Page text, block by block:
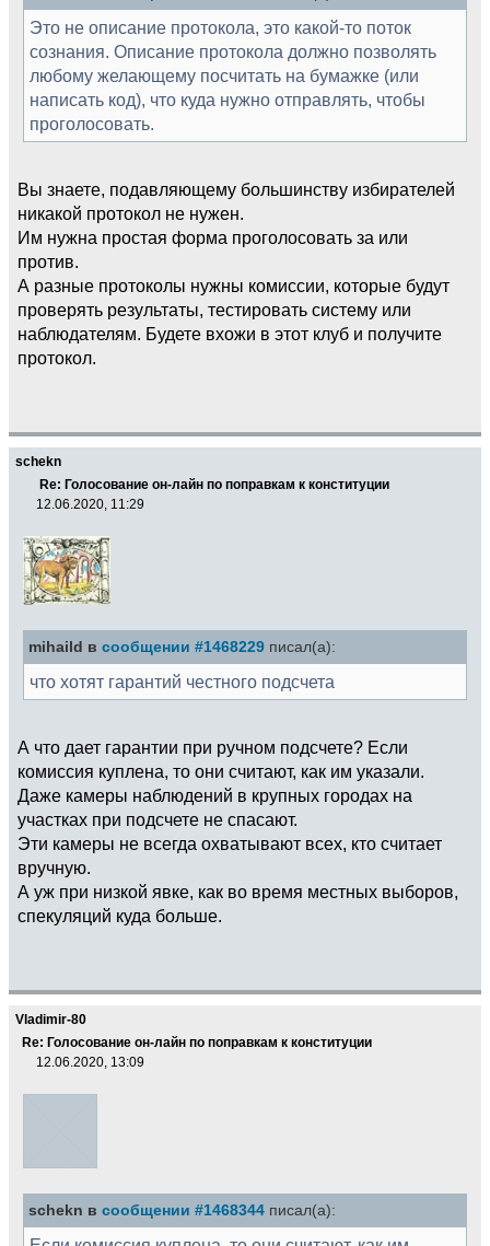
Это не описание протокола, это какой-то поток
сознания. Описание протокола должно позволять
любому желающему посчитать на бумажке (или
написать код), что куда нужно отправлять, чтобы
проголосовать.
Вы знаете, подавляющему большинству избирателей
никакой протокол не нужен.
Им нужна простая форма проголосовать за или
против.
А разные протоколы нужны комиссии, которые будут
проверять результаты, тестировать систему или
наблюдателям. Будете вхожи в этот клуб и получите
протокол.
schekn
Re: Голосование он-лайн по поправкам к конституции
12.06.2020, 11:29
mihaild в сообщении #1468229 писал(а):
что хотят гарантий честного подсчета
А что дает гарантии при ручном подсчете? Если
комиссия куплена, то они считают, как им указали.
Даже камеры наблюдений в крупных городах на
участках при подсчете не спасают.
Эти камеры не всегда охватывают всех, кто считает
вручную.
А уж при низкой явке, как во время местных выборов,
спекуляций куда больше.
Vladimir-80
Re: Голосование он-лайн по поправкам к конституции
12.06.2020, 13:09
schekn в сообщении #1468344 писал(а):